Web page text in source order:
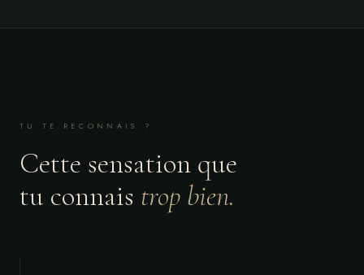
TU TE RECONNAIS ?
Cette sensation que
tu connais trop bien.